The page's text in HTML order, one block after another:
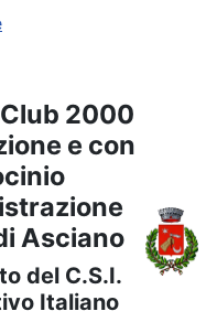
2000
e con
Asciano
del C.S.I.
Italiano